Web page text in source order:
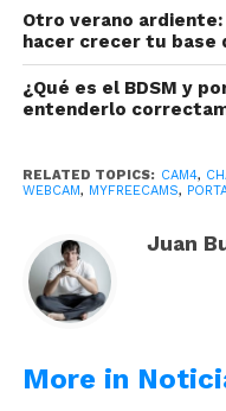
conectados con una
un videochat sexual.
Otro verano
hacer crecer tu base
¿Qué es el BDSM y
entenderlo
RELATED TOPICS: CAM4,
WEBCAM, MYFREECAMS,
Juan
More in